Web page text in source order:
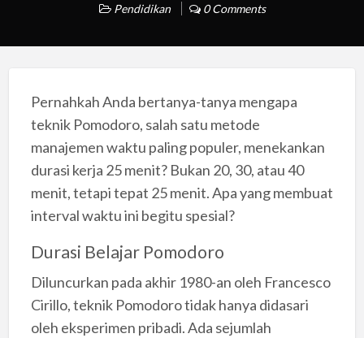
Pendidikan 0 Comments
Pernahkah Anda bertanya-tanya mengapa
teknik Pomodoro, salah satu metode
manajemen waktu paling populer, menekankan
durasi kerja 25 menit? Bukan 20, 30, atau 40
menit, tetapi tepat 25 menit. Apa yang membuat
interval waktu ini begitu spesial?
Durasi Belajar Pomodoro
Diluncurkan pada akhir 1980-an oleh Francesco
Cirillo, teknik Pomodoro tidak hanya didasari
oleh eksperimen pribadi. Ada sejumlah